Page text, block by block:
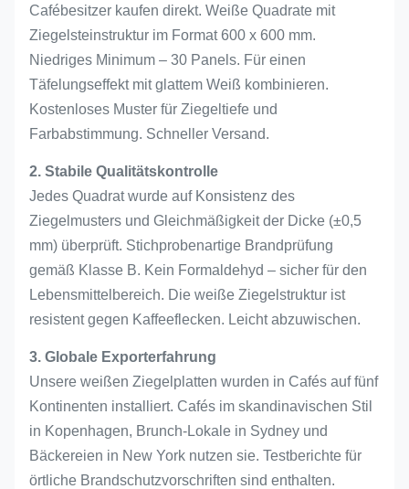
Cafébesitzer kaufen direkt. Weiße Quadrate mit
Ziegelsteinstruktur im Format 600 x 600 mm.
Niedriges Minimum – 30 Panels. Für einen
Täfelungseffekt mit glattem Weiß kombinieren.
Kostenloses Muster für Ziegeltiefe und
Farbabstimmung. Schneller Versand.
2. Stabile Qualitätskontrolle
Jedes Quadrat wurde auf Konsistenz des
Ziegelmusters und Gleichmäßigkeit der Dicke (±0,5
mm) überprüft. Stichprobenartige Brandprüfung
gemäß Klasse B. Kein Formaldehyd – sicher für den
Lebensmittelbereich. Die weiße Ziegelstruktur ist
resistent gegen Kaffeeflecken. Leicht abzuwischen.
3. Globale Exporterfahrung
Unsere weißen Ziegelplatten wurden in Cafés auf fünf
Kontinenten installiert. Cafés im skandinavischen Stil
in Kopenhagen, Brunch-Lokale in Sydney und
Bäckereien in New York nutzen sie. Testberichte für
örtliche Brandschutzvorschriften sind enthalten.